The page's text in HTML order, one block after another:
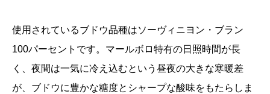
使用されているブドウ品種はソーヴィニヨン・ブラン
100パーセントです。マールボロ特有の日照時間が長
く、夜間は一気に冷え込むという昼夜の大きな寒暖差
が、ブドウに豊かな糖度とシャープな酸味をもたらしま